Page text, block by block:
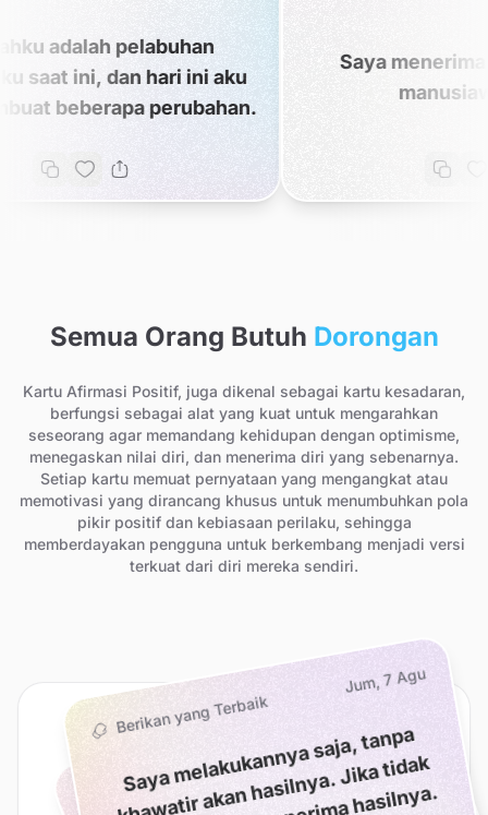
pelabuhan
dan hari ini aku
perubahan.
Saya menerima semua
manusiawi saya.
Semua Orang Butuh Dorongan
Kartu Afirmasi Positif, juga dikenal sebagai kartu kesadaran,
berfungsi sebagai alat yang kuat untuk mengarahkan
seseorang agar memandang kehidupan dengan optimisme,
menegaskan nilai diri, dan menerima diri yang sebenarnya.
Setiap kartu memuat pernyataan yang mengangkat atau
memotivasi yang dirancang khusus untuk menumbuhkan pola
pikir positif dan kebiasaan perilaku, sehingga
memberdayakan pengguna untuk berkembang menjadi versi
terkuat dari diri mereka sendiri.
Jum, 7 AguJum, 7 Agu
Perjalanan Wirausaha
Jum, 7 Agu
Berikan yang Terbaik
Jum, 7 Agu
Saya
melakukannya saja, tanpa
kha
watir akan hasilnya. Jika tidak
berhasil, saya
meneri